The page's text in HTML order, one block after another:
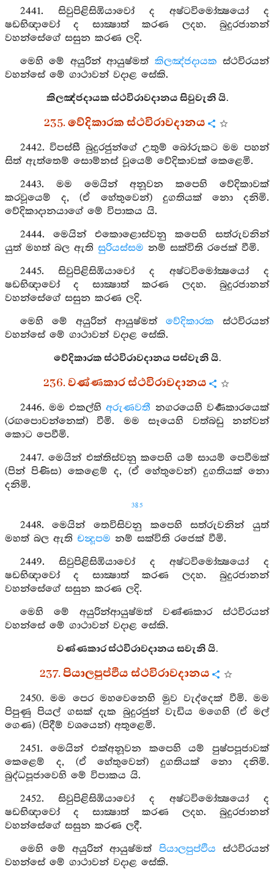
2441. සිවුපිළිසිඹියාවෝ ද අෂ්ටවිමෝක්‍ෂයෝ ද
ෂඩභිඥාවෝ ද සාක්‍ෂාත් කරණ ලදහ. බුදුරජානන්
වහන්සේගේ සසුන කරණ ලදි.
මෙහි මේ අයුරින් ආයුෂ්මත් කිලඤ්ජදායක ස්ථවිරයන්
වහන්සේ මේ ගාථාවන් වදාළ සේකි.
කිලඤ්ජදායක ස්ථවිරාවදානය සිවුවැනි යි.
235. වේදිකාරක ස්ථවිරාවදානය
2442. විපස්සී බුදුරජුන්ගේ උතුම් බෝරුකට මම පහන්
සිත් ඇත්තෙම් සොම්නස් වූයෙම් වේදිකාවක් කෙළෙමි.
2443. මම මෙයින් අනූවන කපෙහි වේදිකාවක්
කරවූයෙම් ද, (ඒ හේතුවෙන්) දුගතියක් නො දනිමි.
වේදිකාදානයාගේ මේ විපාකය යි.
2444. මෙයින් එකොළොස්වනු කපෙහි සත්රුවනින්
යුත් මහත් බල ඇති සුරියස්සම නම් සක්විති රජෙක් වීමි.
2445. සිවුපිළිසිඹියාවෝ ද අෂ්ටවිමෝක්‍ෂයෝ ද
ෂඩභිඥාවෝ ද සාක්‍ෂාත් කරණ ලදහ. බුදුරජානන්
වහන්සේගේ සසුන කරණ ලදි.
මෙහි මේ අයුරින් ආයුෂ්මත් වේදිකාරක ස්ථවිරයන්
වහන්සේ මේ ගාථාවන් වදාළ සේකි.
වේදිකාරක ස්ථවිරාවදානය පස්වැනි යි.
236. වණ්ණකාර ස්ථවිරාවදානය
2446. මම එකල්හිඅරුණවතී නගරයෙහි වර්‍ණකාරයෙක්
(රඟපොවන්නෙක්) වීමි. මම සෑයෙහි වත්බඩු නන්වන්
කොට පෙවීමි.
2447. මෙයින් එක්තිස්වනු කපෙහි යම් සායම් පෙවීමක්
(පින් පිණිස) කෙළෙම් ද, (ඒ හේතුවෙන්) දුගතියක් නො
දනිමි.
385
2448. මෙයින් තෙවිසිවනු කපෙහි සත්රුවනින් යුත්
මහත් බල ඇති චන්‍දූපම නම් සක්විති රජෙක් වීමි.
2449. සිවුපිළිසිඹියාවෝ ද අෂ්ටවිමෝක්‍ෂයෝ ද
ෂඩභිඥාවෝ ද සාක්‍ෂාත් කරණ ලදහ. බුදුරජානන්
වහන්සේගේ සසුන කරණ ලදි.
මෙහි මේ අයුරින්ආයුෂ්මත් වණ්ණකාර ස්ථවිරයන්
වහන්සේ මේ ගාථාවන් වදාළ සේකි.
වණ්ණකාර ස්ථවිරාවදානය සවැනි යි.
237. පියාලපුප්ඵිය ස්ථවිරාවදානය
2450. මම පෙර මහවෙනෙහි මුව වැද්දෙක් වීමි. මම
පිපුණු පියල් ගසක් දැක බුදුරජුන් වැඩිය මගෙහි (ඒ මල්
ගෙණ) (පිදීම් වශයෙන්) අතුළෙමි.
2451. මෙයින් එක්අනූවන කපෙහි යම් පුෂ්පපූජාවක්
කෙළෙම් ද, (ඒ හේතුවෙන්) දුගතියක් නො දනිමි.
බුද්ධපූජාවෙහි මේ විපාකය යි.
2452. සිවුපිළිසිඹියාවෝ ද අෂ්ටවිමෝක්‍ෂයෝ ද
ෂඩභිඥාවෝ ද සාක්‍ෂාත් කරණ ලදහ. බුදුරජානන්
වහන්සේගේ සසුන කරණ ලදී.
මෙහි මේ අයුරින් ආයුෂ්මත් පියාලපුප්ඵිය ස්ථවිරයන්
වහන්සේ මේ ගාථාවන් වදාළ සේකි.